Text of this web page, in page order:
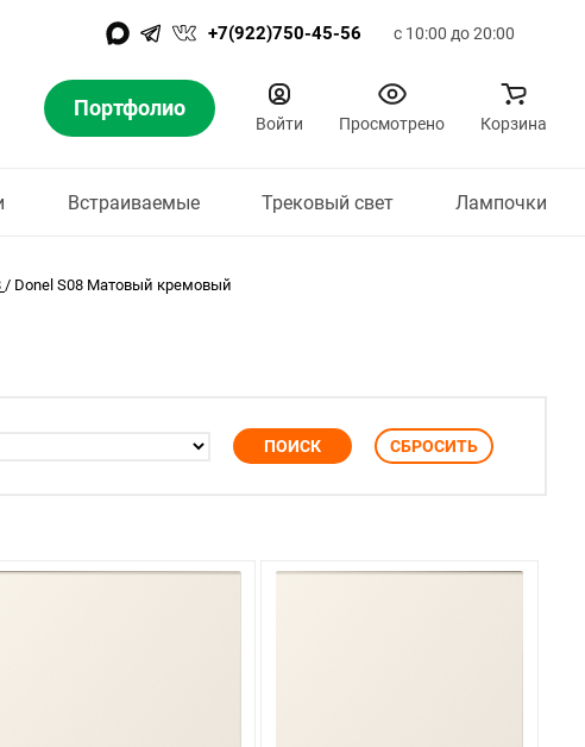
+7(922)750-45-56 с 10:00 до 20:00
Портфолио
Войти Просмотрено Корзина
Встраиваемые Трековый свет Лампочки
/ Donel S08 Матовый кремовый